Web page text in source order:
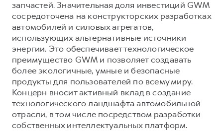
запчастей. Значительная доля инвестиций GWM
сосредоточена на конструкторских разработках
автомобилей и силовых агрегатов,
использующих альтернативные источники
энергии. Это обеспечивает технологическое
преимущество GWM и позволяет создавать
более экологичные, умные и безопасные
продукты для пользователей по всему миру.
Концерн вносит активный вклад в создание
технологического ландшафта автомобильной
отрасли, в том числе посредством разработки
собственных интеллектуальных платформ.